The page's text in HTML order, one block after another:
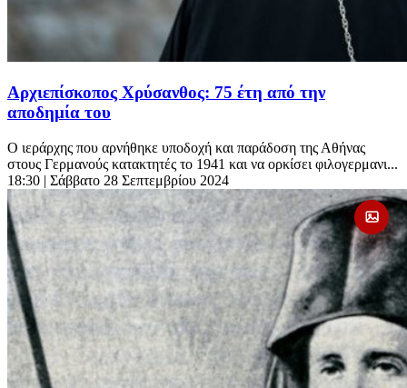
Αρχιεπίσκοπος Χρύσανθος: 75 έτη από την
αποδημία του
Ο ιεράρχης που αρνήθηκε υποδοχή και παράδοση της Αθήνας
στους Γερμανούς κατακτητές το 1941 και να ορκίσει φιλογερμανι...
18:30 | Σάββατο 28 Σεπτεμβρίου 2024